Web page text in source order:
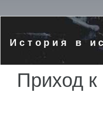
История в
Приход